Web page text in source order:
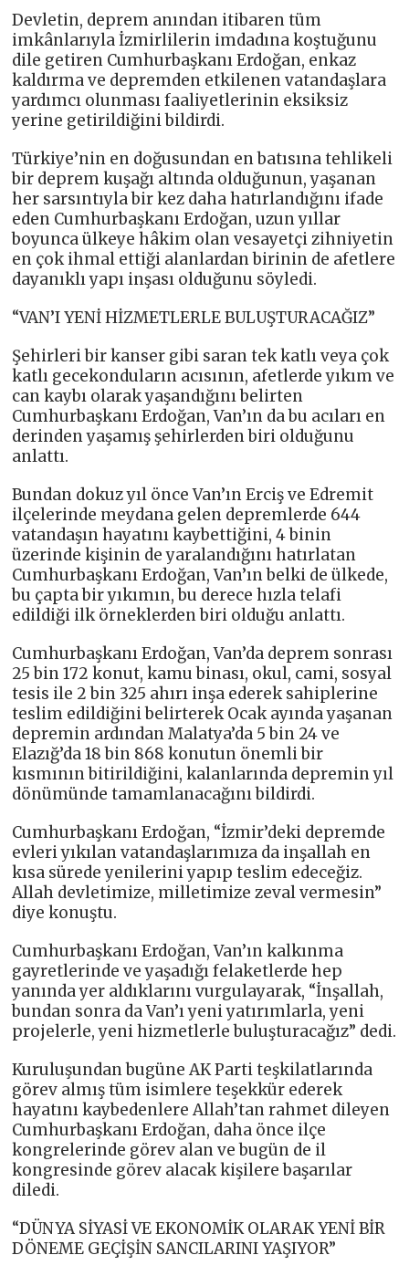
Devletin, deprem anından itibaren tüm
imkânlarıyla İzmirlilerin imdadına koştuğunu
dile getiren Cumhurbaşkanı Erdoğan, enkaz
kaldırma ve depremden etkilenen vatandaşlara
yardımcı olunması faaliyetlerinin eksiksiz
yerine getirildiğini bildirdi.
Türkiye’nin en doğusundan en batısına tehlikeli
bir deprem kuşağı altında olduğunun, yaşanan
her sarsıntıyla bir kez daha hatırlandığını ifade
eden Cumhurbaşkanı Erdoğan, uzun yıllar
boyunca ülkeye hâkim olan vesayetçi zihniyetin
en çok ihmal ettiği alanlardan birinin de afetlere
dayanıklı yapı inşası olduğunu söyledi.
“VAN’I YENİ HİZMETLERLE BULUŞTURACAĞIZ”
Şehirleri bir kanser gibi saran tek katlı veya çok
katlı gecekonduların acısının, afetlerde yıkım ve
can kaybı olarak yaşandığını belirten
Cumhurbaşkanı Erdoğan, Van’ın da bu acıları en
derinden yaşamış şehirlerden biri olduğunu
anlattı.
Bundan dokuz yıl önce Van’ın Erciş ve Edremit
ilçelerinde meydana gelen depremlerde 644
vatandaşın hayatını kaybettiğini, 4 binin
üzerinde kişinin de yaralandığını hatırlatan
Cumhurbaşkanı Erdoğan, Van’ın belki de ülkede,
bu çapta bir yıkımın, bu derece hızla telafi
edildiği ilk örneklerden biri olduğu anlattı.
Cumhurbaşkanı Erdoğan, Van’da deprem sonrası
25 bin 172 konut, kamu binası, okul, cami, sosyal
tesis ile 2 bin 325 ahırı inşa ederek sahiplerine
teslim edildiğini belirterek Ocak ayında yaşanan
depremin ardından Malatya’da 5 bin 24 ve
Elazığ’da 18 bin 868 konutun önemli bir
kısmının bitirildiğini, kalanlarında depremin yıl
dönümünde tamamlanacağını bildirdi.
Cumhurbaşkanı Erdoğan, “İzmir’deki depremde
evleri yıkılan vatandaşlarımıza da inşallah en
kısa sürede yenilerini yapıp teslim edeceğiz.
Allah devletimize, milletimize zeval vermesin”
diye konuştu.
Cumhurbaşkanı Erdoğan, Van’ın kalkınma
gayretlerinde ve yaşadığı felaketlerde hep
yanında yer aldıklarını vurgulayarak, “İnşallah,
bundan sonra da Van’ı yeni yatırımlarla, yeni
projelerle, yeni hizmetlerle buluşturacağız” dedi.
Kuruluşundan bugüne AK Parti teşkilatlarında
görev almış tüm isimlere teşekkür ederek
hayatını kaybedenlere Allah’tan rahmet dileyen
Cumhurbaşkanı Erdoğan, daha önce ilçe
kongrelerinde görev alan ve bugün de il
kongresinde görev alacak kişilere başarılar
diledi.
“DÜNYA SİYASİ VE EKONOMİK OLARAK YENİ BİR
DÖNEME GEÇİŞİN SANCILARINI YAŞIYOR”